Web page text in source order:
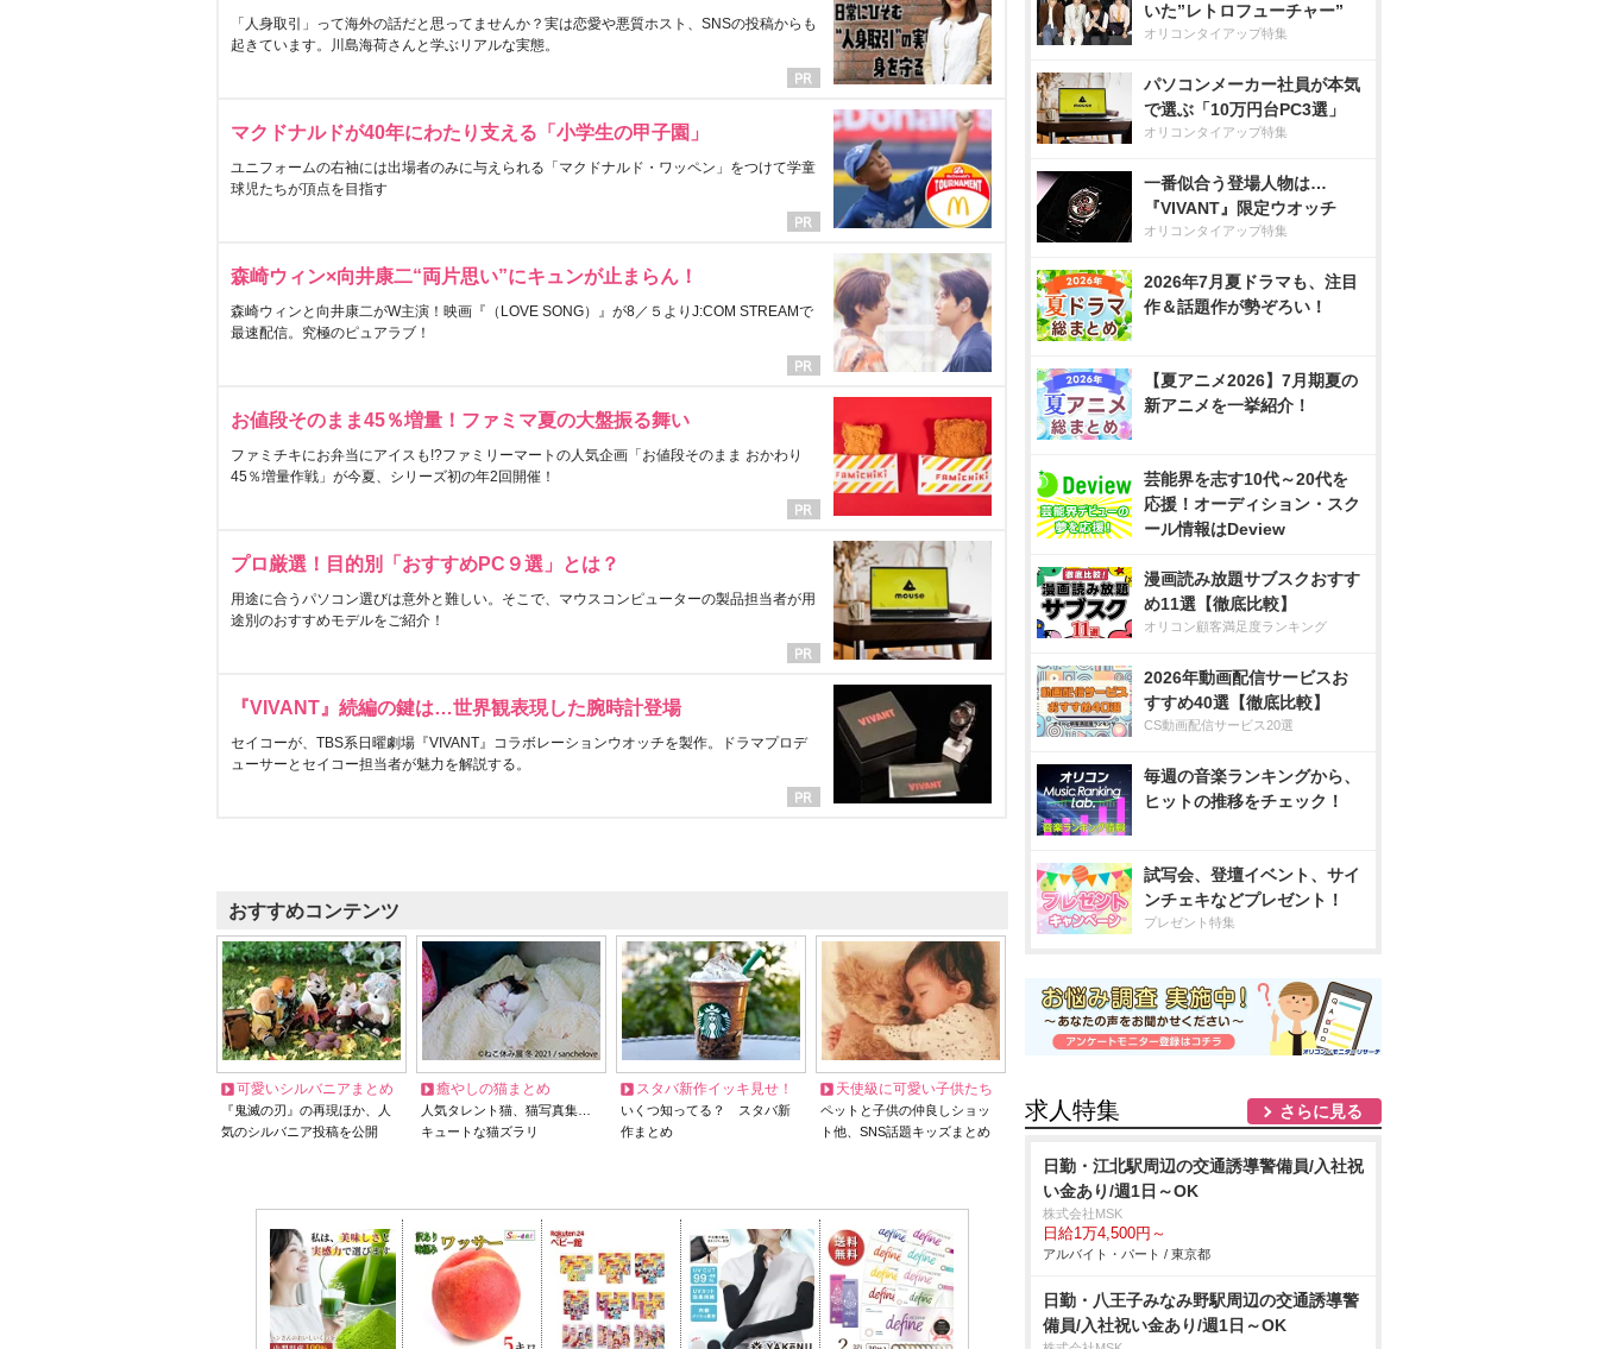
「人身取引」って海外の話だと思ってませんか？実は恋愛や悪質ホスト、SNSの投稿からも
起きています。川島海荷さんと学ぶリアルな実態。
マクドナルドが40年にわたり支える「小学生の甲子園」
ユニフォームの右袖には出場者のみに与えられる「マクドナルド・ワッペン」をつけて学童
球児たちが頂点を目指す
森崎ウィン×向井康二“両片思い”にキュンが止まらん！
森崎ウィンと向井康二がW主演！映画『（LOVE SONG）』が8／５よりJ:COM STREAMで
最速配信。究極のピュアラブ！
お値段そのまま45％増量！ファミマ夏の大盤振る舞い
ファミチキにお弁当にアイスも!?ファミリーマートの人気企画「お値段そのまま おかわり
45％増量作戦」が今夏、シリーズ初の年2回開催！
プロ厳選！目的別「おすすめPC９選」とは？
用途に合うパソコン選びは意外と難しい。そこで、マウスコンピューターの製品担当者が用
途別のおすすめモデルをご紹介！
『VIVANT』続編の鍵は…世界観表現した腕時計登場
セイコーが、TBS系日曜劇場『VIVANT』コラボレーションウオッチを製作。ドラマプロデ
ューサーとセイコー担当者が魅力を解説する。
おすすめコンテンツ
可愛いシルバニアまとめ
『鬼滅の刃』の再現ほか、人
気のシルバニア投稿を公開
癒やしの猫まとめ
人気タレント猫、猫写真集…
キュートな猫ズラリ
スタバ新作イッキ見せ！
いくつ知ってる？ スタバ新
作まとめ
天使級に可愛い子供たち
ペットと子供の仲良しショッ
ト他、SNS話題キッズまとめ
いた”レトロフューチャー”
オリコンタイアップ特集
パソコンメーカー社員が本気
で選ぶ「10万円台PC3選」
オリコンタイアップ特集
一番似合う登場人物は…
『VIVANT』限定ウオッチ
オリコンタイアップ特集
2026年7月夏ドラマも、注目
作＆話題作が勢ぞろい！
【夏アニメ2026】7月期夏の
新アニメを一挙紹介！
芸能界を志す10代～20代を
応援！オーディション・スク
ール情報はDeview
漫画読み放題サブスクおすす
め11選【徹底比較】
オリコン顧客満足度ランキング
2026年動画配信サービスお
すすめ40選【徹底比較】
CS動画配信サービス20選
毎週の音楽ランキングから、
ヒットの推移をチェック！
試写会、登壇イベント、サイ
ンチェキなどプレゼント！
プレゼント特集
求人特集 さらに見る
日勤・江北駅周辺の交通誘導警備員/入社祝
い金あり/週1日～OK
株式会社MSK
日給1万4,500円～
アルバイト・パート / 東京都
日勤・八王子みなみ野駅周辺の交通誘導警
備員/入社祝い金あり/週1日～OK